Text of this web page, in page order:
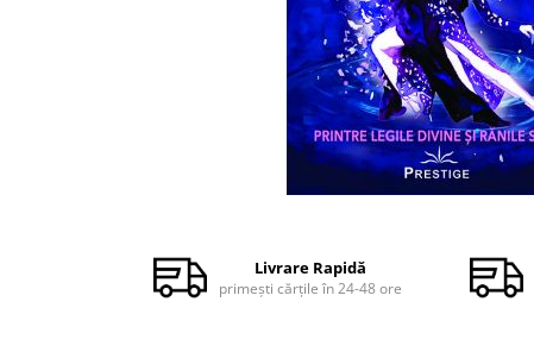
Facebook
Livrare Rapidă
primești cărțile în 24-48 ore